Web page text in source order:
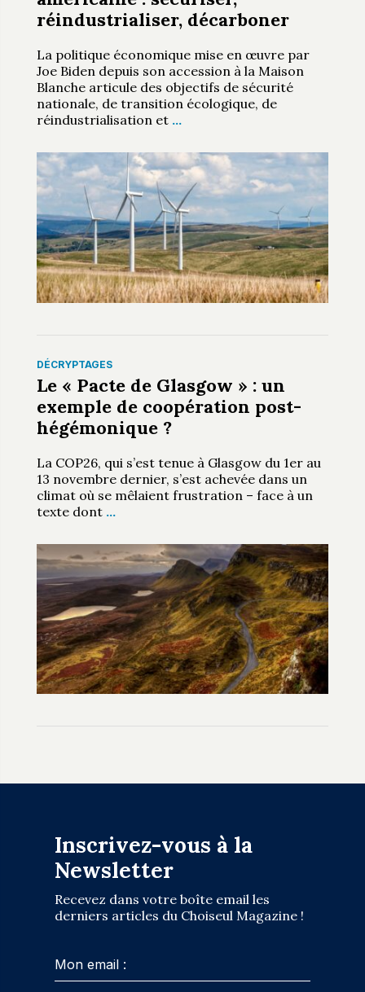
réindustrialiser, décarboner
La politique économique mise en œuvre par
Joe Biden depuis son accession à la Maison
Blanche articule des objectifs de sécurité
nationale, de transition écologique, de
réindustrialisation et …
DÉCRYPTAGES
Le « Pacte de Glasgow » : un
exemple de coopération post-
hégémonique ?
La COP26, qui s’est tenue à Glasgow du 1er au
13 novembre dernier, s’est achevée dans un
climat où se mêlaient frustration – face à un
texte dont …
Inscrivez-vous à la
Newsletter
Recevez dans votre boîte email les
derniers articles du Choiseul Magazine !